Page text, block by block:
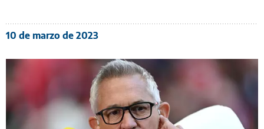
10 de marzo de 2023